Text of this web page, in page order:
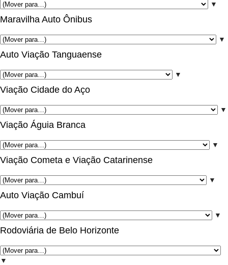
▼
Maravilha Auto Ônibus
▼
Auto Viação Tanguaense
▼
Viação Cidade do Aço
▼
Viação Águia Branca
▼
Viação Cometa e Viação Catarinense
▼
Auto Viação Cambuí
▼
Rodoviária de Belo Horizonte
▼